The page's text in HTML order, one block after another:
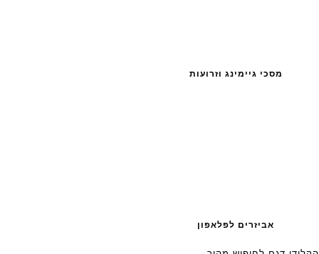
מסכי גיימינג וזרועות
אביזרים לפלאפון